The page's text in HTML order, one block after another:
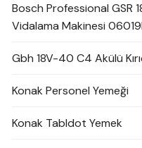
Bosch Professional GSR
Vidalama Makinesi
Gbh 18V-40 C4 Akülü
Konak Personel Yemeği
Konak Tabldot Yemek